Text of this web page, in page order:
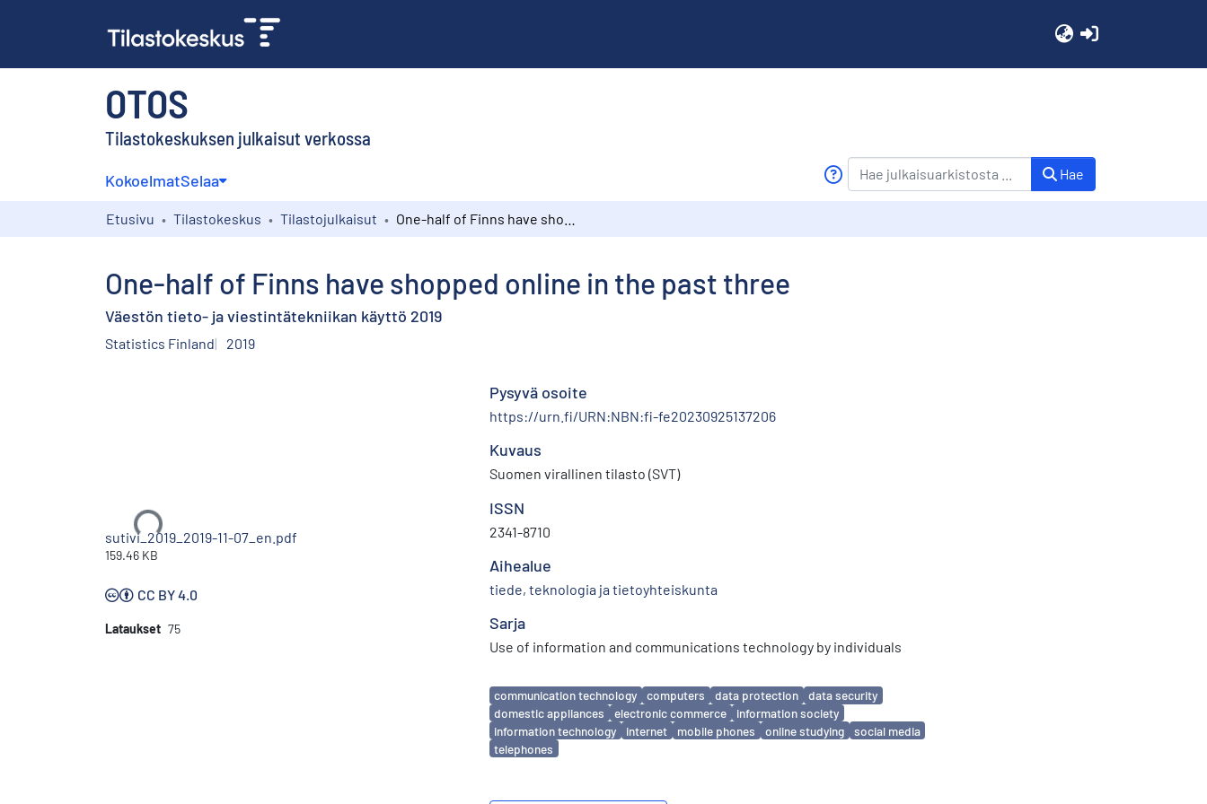
OTOS
Tilastokeskuksen julkaisut verkossa
KokoelmatSelaa Hae
Etusivu Tilastokeskus Tilastojulkaisut
One-half of Finns have shopped online in the past three
Väestön tieto- ja viestintätekniikan käyttö 2019
Statistics Finland 2019
Ladataan...
sutivi_2019_2019-11-07_en.pdf
159.46 KB
CC BY 4.0
Lataukset 75
Pysyvä osoite
https://urn.fi/URN:NBN:fi-fe20230925137206
Kuvaus
Suomen virallinen tilasto (SVT)
ISSN
2341-8710
Aihealue
tiede, teknologia ja tietoyhteiskunta
Sarja
Use of information and communications technology by individuals
Avainsanat
communication technology computers data protection
data security
domestic appliances
electronic commerce
information society
information technology
internet mobile phones online studying
social media
telephones